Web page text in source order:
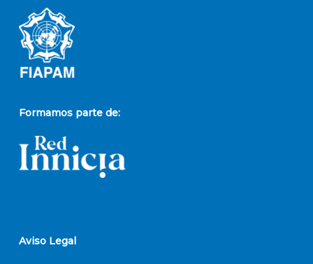
Formamos parte de:
Aviso Legal